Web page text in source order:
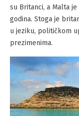
su Britanci, a Malta
godina. Stoga je
u jeziku, političkom
prezimenima.